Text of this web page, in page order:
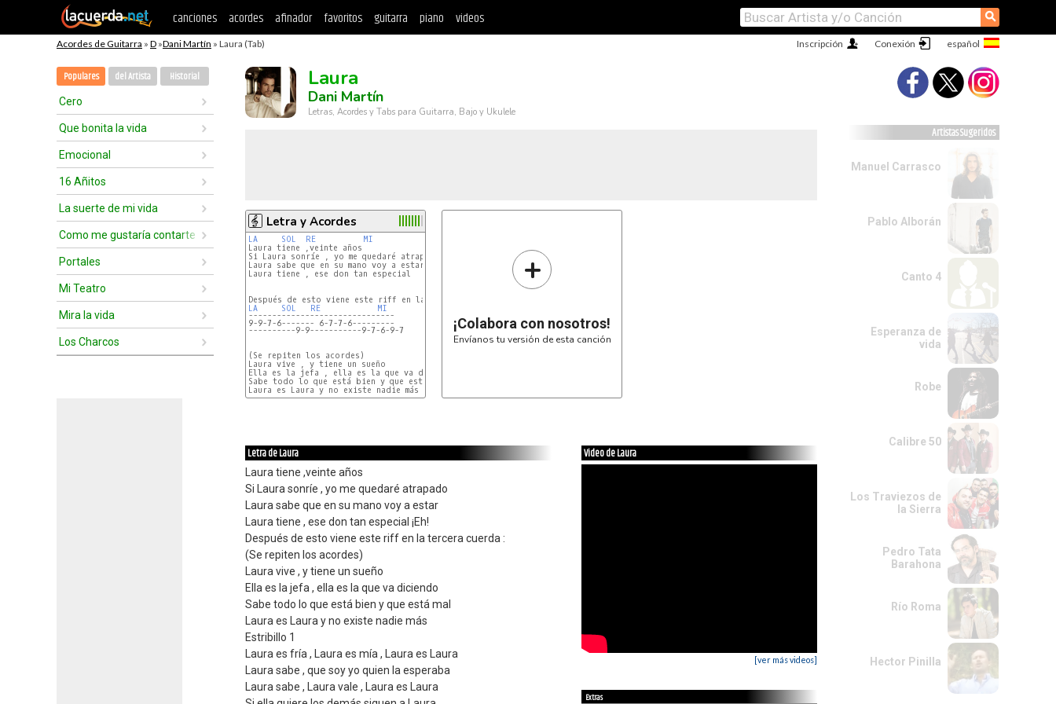
canciones acordes afinador favoritos guitarra piano videos ⚲
Acordes de Guitarra » D »Dani Martín » Laura (Tab) Conexión
Inscripción
Populares del Artista Historial
Cero
Que bonita la vida
Emocional
16 Añitos
La suerte de mi vida
Como me gustaría contarte
Portales
Mi Teatro
Mira la vida
Los Charcos
Laura
Dani Martín
Letras, Acordes y Tabs para Guitarra, Bajo y Ukulele
Letra y Acordes
LA SOL RE
MI
Laura tiene ,veinte años
Si Laura sonríe , yo me quedaré atrapado
Laura sabe que en su mano voy a estar
Laura tiene , ese don tan especial          ¡Eh!
LA
SOL RE MI
-------------------------------
----------9-9-----------9-7-6-9-7
(Se repiten los acordes)
Laura vive , y tiene un sueño
Ella es la jefa , ella es la que va diciendo
Sabe todo lo que está bien y que está mal
Laura es Laura y no existe nadie más
+
¡Colabora con nosotros!
Envíanos tu versión de esta canción
Letra de Laura
Laura tiene ,veinte años
Si Laura sonríe , yo me quedaré atrapado
Laura sabe que en su mano voy a estar
Laura tiene , ese don tan especial ¡Eh!
Después de esto viene este riff en la tercera cuerda :
(Se repiten los acordes)
Laura vive , y tiene un sueño
Ella es la jefa , ella es la que va diciendo
Sabe todo lo que está bien y que está mal
Laura es Laura y no existe nadie más
Estribillo 1
Laura es fría , Laura es mía , Laura es Laura
Laura sabe , que soy yo quien la esperaba
Laura sabe , Laura vale , Laura es Laura
Video de Laura
[ver más videos]
Extras
Artistas Sugeridos
Manuel Carrasco
Pablo Alborán
Canto 4
Esperanza de
vida
Robe
Calibre 50
Los Traviezos de
la Sierra
Pedro Tata
Barahona
Río Roma
Hector Pinilla